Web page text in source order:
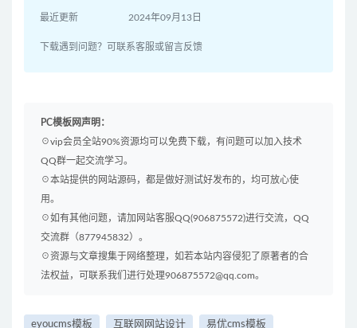
最近更新 2024年09月13日
下载遇到问题？可联系客服或留言反馈
PC模板网声明：
☉vip会员全站90%资源均可以免费下载，有问题可以加入技术
QQ群一起交流学习。
☉本站提供的网站源码，都是做好测试好发布的，均可放心使
用。
☉如有其他问题，请加网站客服QQ(906875572)进行交流，QQ
交流群（877945832）。
☉资源与文章搜集于网络整理，如若本站内容侵犯了原著者的合
法权益，可联系我们进行处理906875572@qq.com。
eyoucms模板 互联网网站设计 易优cms模板